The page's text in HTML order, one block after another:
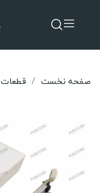
صفحه نخست قطعات